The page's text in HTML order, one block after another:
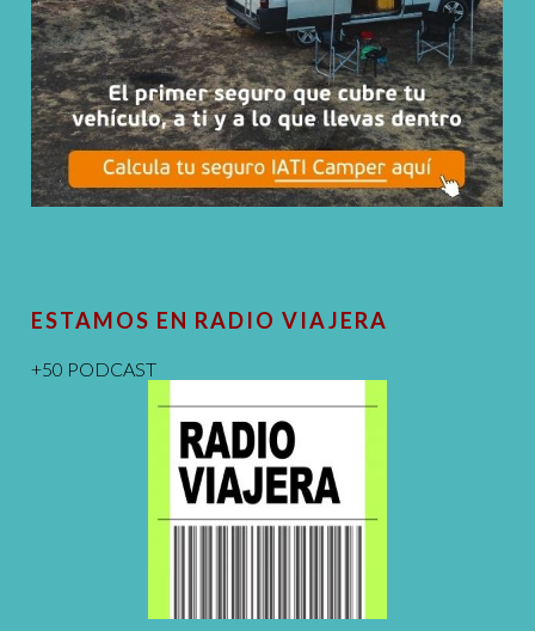
ESTAMOS EN RADIO VIAJERA
+50 PODCAST